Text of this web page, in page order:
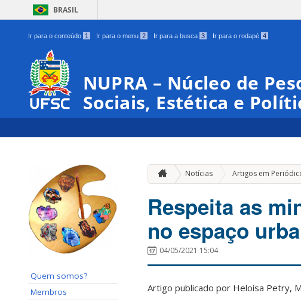
BRASIL
Ir para o conteúdo 1 Ir para o menu 2 Ir para a busca 3 Ir para o rodapé 4
NUPRA – Núcleo de
Sociais, Estética e
Quem somos?
Membros
Notícias Artigos em
Respeita as
no espaço
04/05/2021 15:04
Artigo publicado por Heloísa Petry,